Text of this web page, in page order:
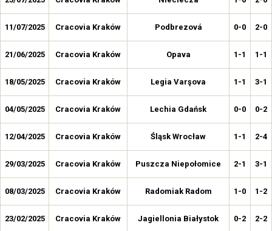
11/07/2025 Cracovia Kraków Podbrezová 0-0 2-0
21/06/2025 Cracovia Kraków Opava 1-1 1-1
18/05/2025 Cracovia Kraków Legia Varşova 1-1 3-1
04/05/2025 Cracovia Kraków Lechia Gdańsk 0-0 0-2
12/04/2025 Cracovia Kraków Śląsk Wrocław 1-1 2-4
29/03/2025 Cracovia Kraków Puszcza Niepołomice 2-1 3-1
08/03/2025 Cracovia Kraków Radomiak Radom 1-0 1-2
23/02/2025 Cracovia Kraków Jagiellonia Białystok 0-2 2-2